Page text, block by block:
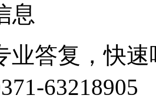
息
业答复，快速
63218905